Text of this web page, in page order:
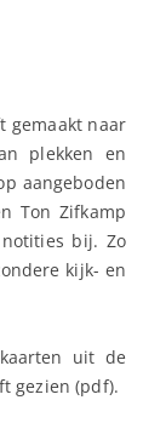
gemaakt naar
plekken en
aangeboden
Ton Zifkamp
bij. Zo
kijk- en
uit de
gezien (pdf).